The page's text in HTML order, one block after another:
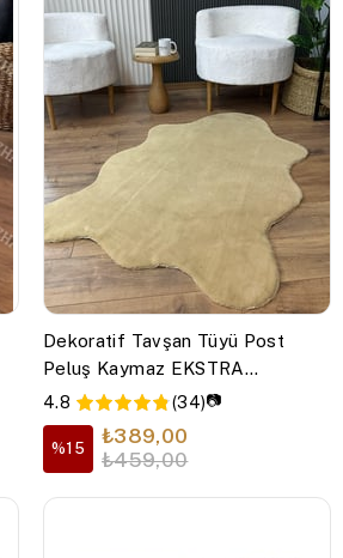
Dekoratif Tavşan Tüyü Post
Peluş Kaymaz EKSTRA
YUMUŞAK PUFFY PELUŞ
Cappuccino
4.8 (34)📷
%15
₺389,00
₺459,00